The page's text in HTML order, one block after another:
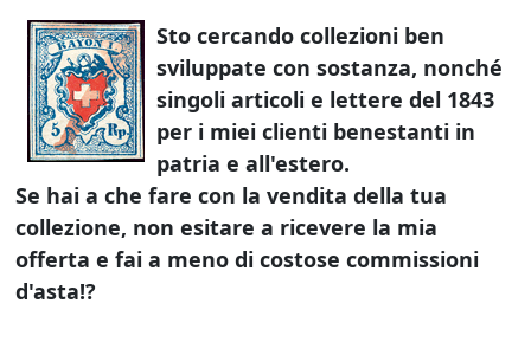
Sto cercando collezioni ben
sviluppate con sostanza, nonché
singoli articoli e lettere del 1843
per i miei clienti benestanti in
patria e all'estero.
Se hai a che fare con la vendita della tua
collezione, non esitare a ricevere la mia
offerta e fai a meno di costose commissioni
d'asta!?